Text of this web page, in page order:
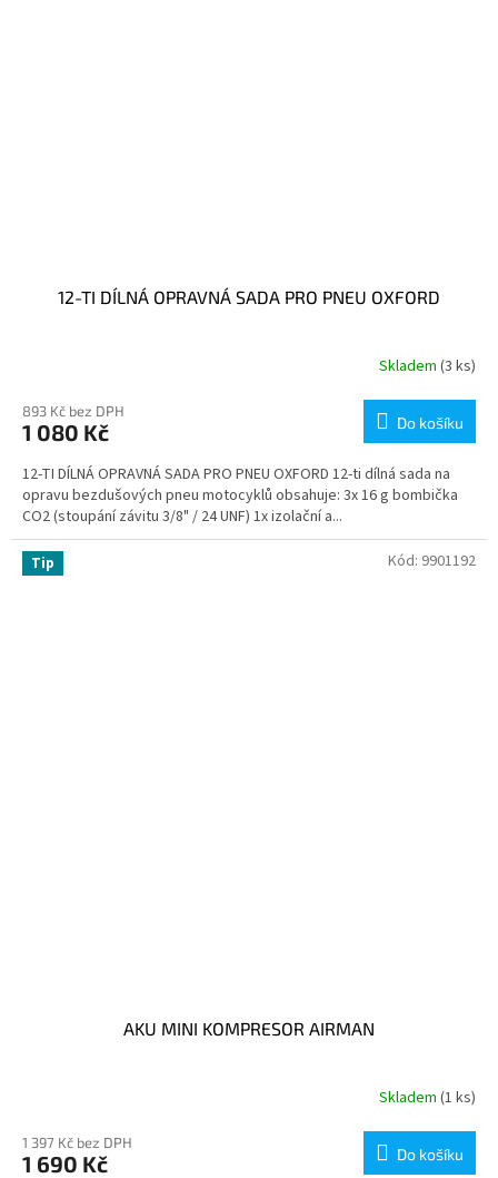
12-TI DÍLNÁ OPRAVNÁ SADA PRO PNEU OXFORD
Skladem (3 ks)
893 Kč bez DPH
1 080 Kč Do košíku
12-TI DÍLNÁ OPRAVNÁ SADA PRO PNEU OXFORD 12-ti dílná sada na
opravu bezdušových pneu motocyklů obsahuje: 3x 16 g bombička
CO2 (stoupání závitu 3/8" / 24 UNF) 1x izolační a...
Tip
AKU MINI KOMPRESOR AIRMAN
Skladem (1 ks)
1 397 Kč bez DPH
1 690 Kč Do košíku
Kód: 9901192